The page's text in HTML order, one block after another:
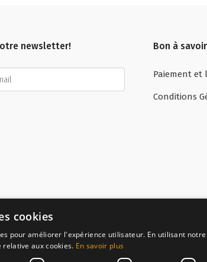
newsletter! Bon à
Paiement et
Conditions
Paiement sécurisé avec
cookies
pour améliorer l'expérience utilisateur. En utilisant
aux cookies. En savoir plus